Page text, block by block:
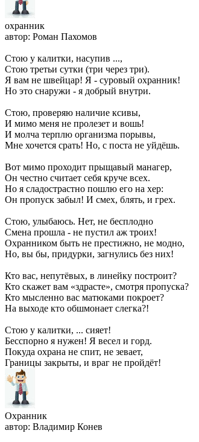
охранник
автор: Роман Пахомов
Стою у калитки, насупив ...,
Стою третьи сутки (три через три).
Я вам не швейцар! Я - суровый охранник!
Но это снаружи - я добрый внутри.
Стою, проверяю наличие ксивы,
И мимо меня не пролезет и вошь!
И молча терплю организма порывы,
Мне хочется срать! Но, с поста не уйдёшь.
Вот мимо проходит прыщавый манагер,
Он честно считает себя круче всех.
Но я сладострастно пошлю его на хер:
Он пропуск забыл! И смех, блять, и грех.
Стою, улыбаюсь. Нет, не бесплодно
Смена прошла - не пустил аж троих!
Охранником быть не престижно, не модно,
Но, вы бы, придурки, загнулись без них!
Кто вас, непутёвых, в линейку построит?
Кто скажет вам «здрасте», смотря пропуска?
Кто мысленно вас матюками покроет?
На выходе кто обшмонает слегка?!
Стою у калитки, ... сияет!
Бесспорно я нужен! Я весел и горд.
Покуда охрана не спит, не зевает,
Границы закрыты, и враг не пройдёт!
Охранник
автор: Владимир Конев